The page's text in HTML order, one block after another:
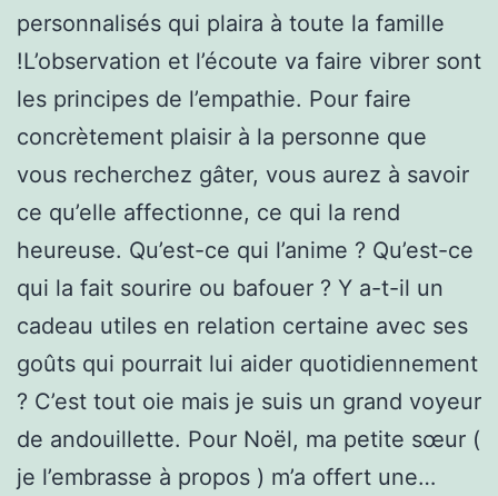
personnalisés qui plaira à toute la famille
!L’observation et l’écoute va faire vibrer sont
les principes de l’empathie. Pour faire
concrètement plaisir à la personne que
vous recherchez gâter, vous aurez à savoir
ce qu’elle affectionne, ce qui la rend
heureuse. Qu’est-ce qui l’anime ? Qu’est-ce
qui la fait sourire ou bafouer ? Y a-t-il un
cadeau utiles en relation certaine avec ses
goûts qui pourrait lui aider quotidiennement
? C’est tout oie mais je suis un grand voyeur
de andouillette. Pour Noël, ma petite sœur (
je l’embrasse à propos ) m’a offert une…